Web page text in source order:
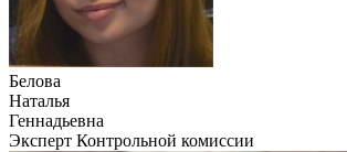
Белова
Наталья
Геннадьевна
Эксперт Контрольной комиссии